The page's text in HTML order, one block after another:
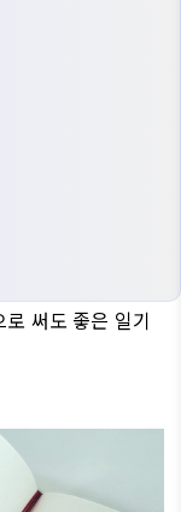
써도 좋은 일기